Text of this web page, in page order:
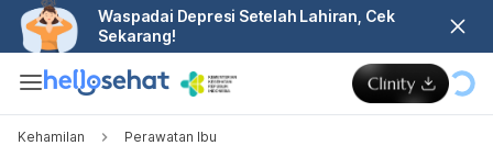
Waspadai Depresi Setelah Lahiran, Cek
Sekarang!
Kehamilan Perawatan Ibu